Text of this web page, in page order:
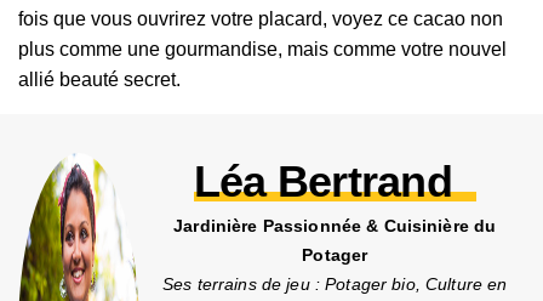
fois que vous ouvrirez votre placard, voyez ce cacao non
plus comme une gourmandise, mais comme votre nouvel
allié beauté secret.
Léa Bertrand
Jardinière Passionnée & Cuisinière du
Potager
Ses terrains de jeu : Potager bio, Culture en